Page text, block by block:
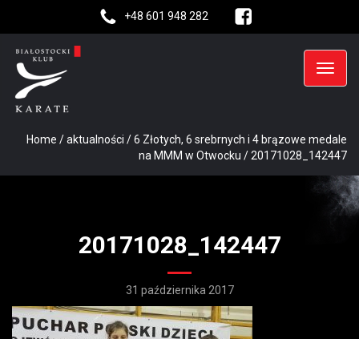
+48 601 948 282
Home /aktualności /6 Złotych, 6 srebrnych i 4 brązowe medale
na MMM w Otwocku /20171028_142447
20171028_142447
31 października 2017